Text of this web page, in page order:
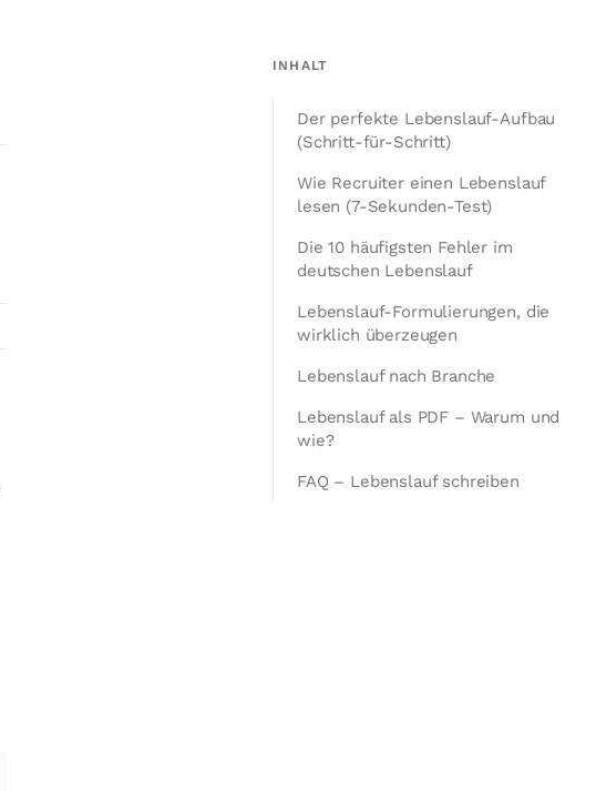
INHALT
Der perfekte Lebenslauf-Aufbau
(Schritt-für-Schritt)
Wie Recruiter einen Lebenslauf
lesen (7-Sekunden-Test)
Die 10 häufigsten Fehler im
deutschen Lebenslauf
Lebenslauf-Formulierungen, die
wirklich überzeugen
Lebenslauf nach Branche
Lebenslauf als PDF – Warum und
wie?
FAQ – Lebenslauf schreiben